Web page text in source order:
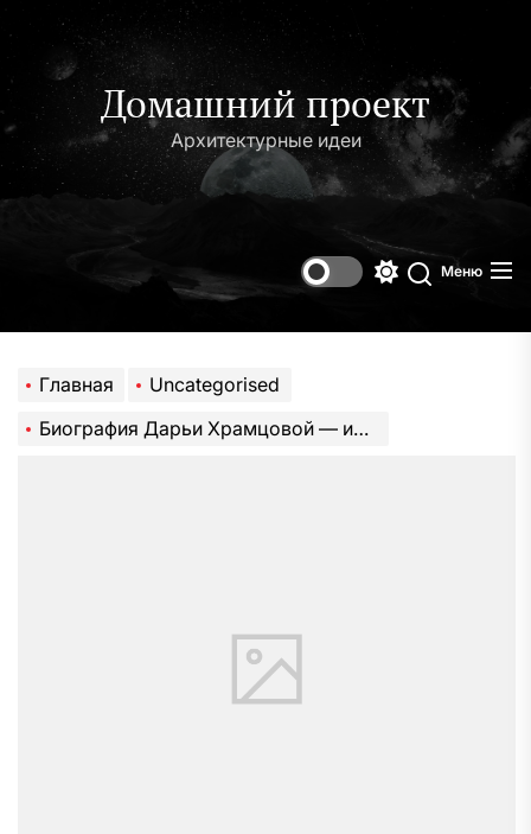
содержимому
Домашний проект
Архитектурные идеи
Поиск
Меню
Главная
Uncategorised
Биография Дарьи Храмцовой — история успеха знаменитой певицы